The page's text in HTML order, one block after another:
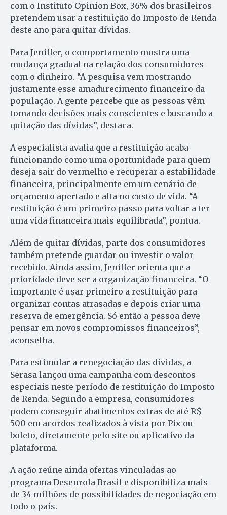
com o Instituto Opinion Box, 36% dos brasileiros
pretendem usar a restituição do Imposto de Renda
deste ano para quitar dívidas.
Para Jeniffer, o comportamento mostra uma
mudança gradual na relação dos consumidores
com o dinheiro. “A pesquisa vem mostrando
justamente esse amadurecimento financeiro da
população. A gente percebe que as pessoas vêm
tomando decisões mais conscientes e buscando a
quitação das dívidas”, destaca.
A especialista avalia que a restituição acaba
funcionando como uma oportunidade para quem
deseja sair do vermelho e recuperar a estabilidade
financeira, principalmente em um cenário de
orçamento apertado e alta no custo de vida. “A
restituição é um primeiro passo para voltar a ter
uma vida financeira mais equilibrada”, pontua.
Além de quitar dívidas, parte dos consumidores
também pretende guardar ou investir o valor
recebido. Ainda assim, Jeniffer orienta que a
prioridade deve ser a organização financeira. “O
importante é usar primeiro a restituição para
organizar contas atrasadas e depois criar uma
reserva de emergência. Só então a pessoa deve
pensar em novos compromissos financeiros”,
aconselha.
Para estimular a renegociação das dívidas, a
Serasa lançou uma campanha com descontos
especiais neste período de restituição do Imposto
de Renda. Segundo a empresa, consumidores
podem conseguir abatimentos extras de até R$
500 em acordos realizados à vista por Pix ou
boleto, diretamente pelo site ou aplicativo da
plataforma.
A ação reúne ainda ofertas vinculadas ao
programa Desenrola Brasil e disponibiliza mais
de 34 milhões de possibilidades de negociação em
todo o país.